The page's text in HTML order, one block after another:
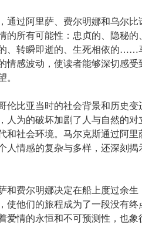
通过阿里萨、费尔明娜和乌尔比
的所有可能性：忠贞的、隐秘
、转瞬即逝的、生死相依的……
情感波动，使读者能够深切感
伦比亚当时的社会背景和历史变
人为的破坏加剧了人与自然的对
和社会环境。马尔克斯通过阿里
人情感的复杂与多样，还深刻
和费尔明娜决定在船上度过余生
使他们的旅程成为了一段没有终
爱情的永恒和不可预测性，也象